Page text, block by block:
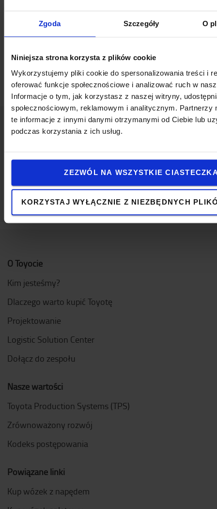
Zgoda Szczegóły O
Niniejsza strona korzysta z plików cookie
Wykorzystujemy pliki cookie do spersonalizowania treści i
oferować funkcje społecznościowe i analizować ruch w
Informacje o tym, jak korzystasz z naszej witryny,
społecznościowym, reklamowym i analitycznym. Partnerzy
te informacje z innymi danymi otrzymanymi od Ciebie lub
podczas korzystania z ich usług.
ZEZWÓL NA WSZYSTKIE
KORZYSTAJ WYŁĄCZNIE Z NIEZBĘDNYCH
taśmami Skipper.
* 4x pachołek drogowy Skipper
* 4x główka z taśmą
O Toyocie
Kim jesteśmy?
Dlaczego warto kupić Toyotę
Projektowanie
Logistic Solution Center
Dołącz do zespołu
Nasze wartości
Toyota Production Systems (TPS)
Zrównoważony rozwój
Kodeks postępowania
Powiązane linki
Kup wózek z napędem